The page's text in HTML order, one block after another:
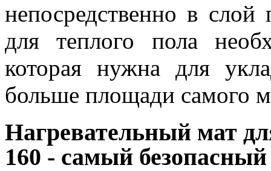
непосредственно в
для теплого пола
которая нужна для
больше площади самого
Нагревательный мат
160 - самый